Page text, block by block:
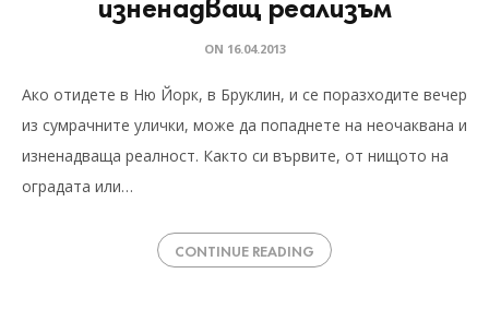
ON 16.04.2013
Ако отидете в Ню Йорк, в Бруклин, и се поразходите вечер
из сумрачните улички, може да попаднете на неочаквана и
изненадваща реалност. Както си вървите, от нищото на
оградата или…
CONTINUE READING